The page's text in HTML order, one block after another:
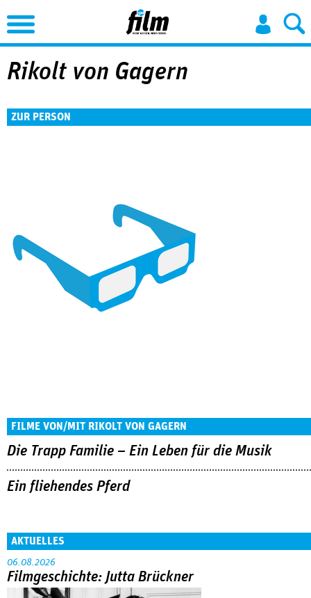
Jump to Navigation
Rikolt von Gagern
ZUR PERSON
FILME VON/MIT RIKOLT VON GAGERN
Die Trapp Familie – Ein Leben für die Musik
Ein fliehendes Pferd
AKTUELLES
06.08.2026
Filmgeschichte: Jutta Brückner